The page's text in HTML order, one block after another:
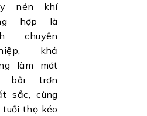
nén khí
hợp là
chuyên
khả
làm mát
bôi trơn
sắc, cùng
tuổi thọ kéo